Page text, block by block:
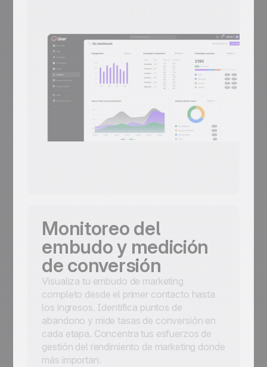
Monitoreo del
embudo y medición
de conversión
Visualiza tu embudo de marketing
completo desde el primer contacto hasta
los ingresos. Identifica puntos de
abandono y mide tasas de conversión en
cada etapa. Concentra tus esfuerzos de
gestión del rendimiento de marketing donde
más importan.